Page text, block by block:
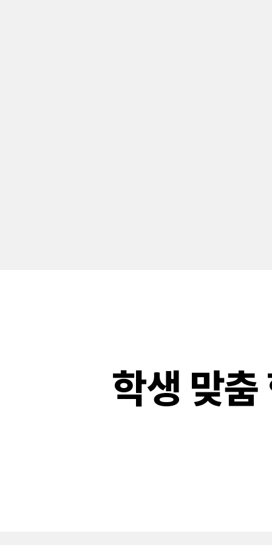
학생 맞